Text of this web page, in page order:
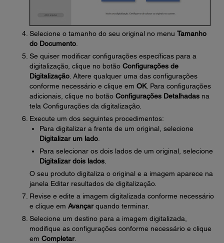
Selecione o tamanho do seu original no menu Tamanho
do Documento
Se quiser modificar configurações específicas para a
digitalização, clique no botão Configurações de
Digitalização . Altere qualquer uma das configurações
conforme necessário e clique em OK. Para configurações
adicionais, clique no botão Configurações Detalhadas na
tela Configurações da digitalização.
Execute um dos seguintes procedimentos:
Para digitalizar a frente de um original, selecione
Digitalizar um lado
Para selecionar os dois lados de um original, selecione
Digitalizar dois lados
O seu produto digitaliza o original e a imagem aparece na
janela Editar resultados de digitalização.
Revise e edite a imagem digitalizada conforme necessário
e clique em Avançarquando terminar.
Selecione um destino para a imagem digitalizada,
modifique as configurações conforme necessário e clique
em Completar.